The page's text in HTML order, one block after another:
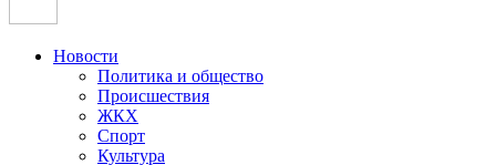
Новости
Политика и общество
Происшествия
ЖКХ
Спорт
Культура